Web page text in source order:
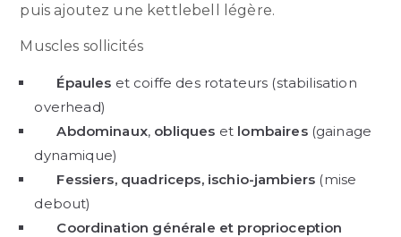
puis ajoutez une kettlebell légère.
Muscles sollicités
Épaules et coiffe des rotateurs (stabilisation
overhead)
Abdominaux, obliques et lombaires (gainage
dynamique)
Fessiers, quadriceps, ischio-jambiers (mise
debout)
Coordination générale et proprioception